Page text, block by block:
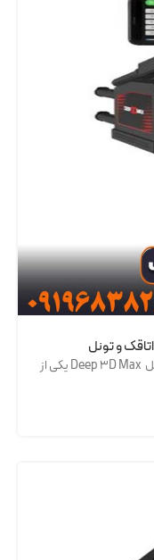
Deep 3D Max | تشخیص دقیق اتاقک و تونل Deep 3D Max یکی از